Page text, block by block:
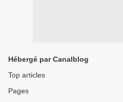
Hébergé par Canalblog
Top articles
Pages